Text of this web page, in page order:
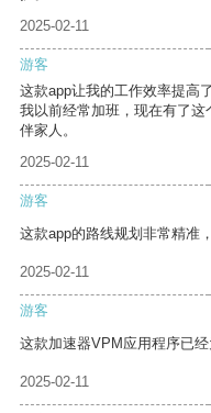
2025-02-11
游客
这款app让我的工作效率提高
我以前经常加班，现在有了
伴家人。
2025-02-11
游客
这款app的路线规划非常精准
2025-02-11
游客
这款加速器VPM应用程序已
2025-02-11